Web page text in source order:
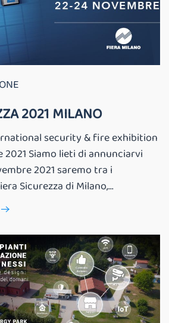
2021 MILANO
security & fire exhibition
Siamo lieti di annunciarvi
2021 saremo tra i
Sicurezza di Milano,...